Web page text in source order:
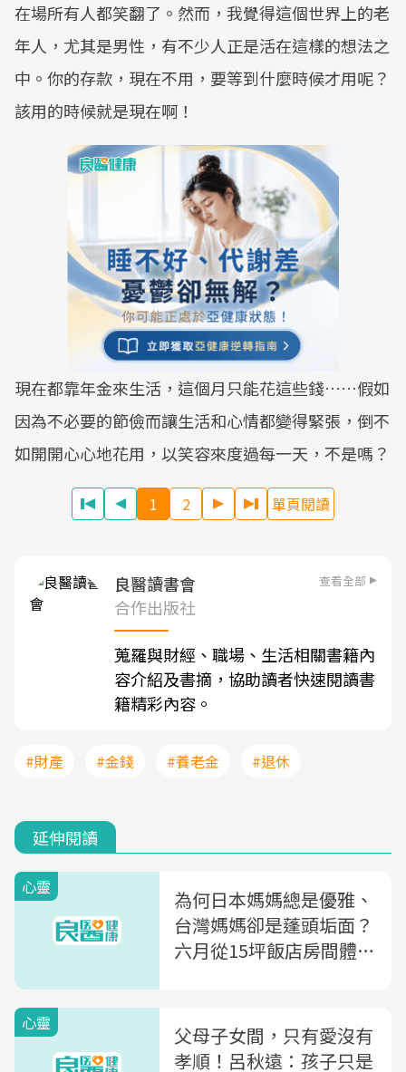
在場所有人都笑翻了。然而，我覺得這個世界上的老
年人，尤其是男性，有不少人正是活在這樣的想法之
中。你的存款，現在不用，要等到什麼時候才用呢？
該用的時候就是現在啊！
現在都靠年金來生活，這個月只能花這些錢……假如
因為不必要的節儉而讓生活和心情都變得緊張，倒不
如開開心心地花用，以笑容來度過每一天，不是嗎？
1 2 單頁閱讀
良醫讀書會 查看全部
合作出版社
蒐羅與財經、職場、生活相關書籍內
容介紹及書摘，協助讀者快速閱讀書
籍精彩內容。
#財產 #金錢 #養老金 #退休
延伸閱讀
心靈
為何日本媽媽總是優雅、
台灣媽媽卻是蓬頭垢面？
六月從15坪飯店房間體悟
心靈
父母子女間，只有愛沒有
孝順！呂秋遠：孩子只是